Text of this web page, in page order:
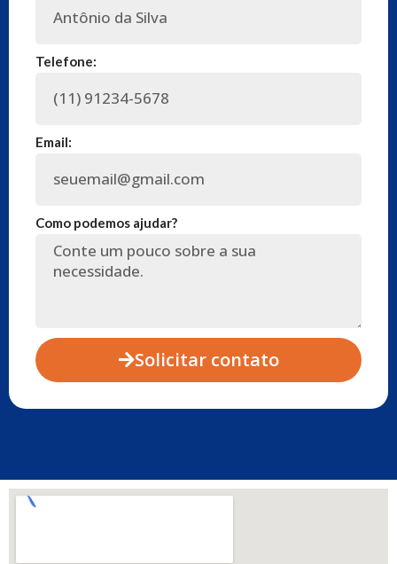
Telefone:
Email:
Como podemos ajudar?
Solicitar contato